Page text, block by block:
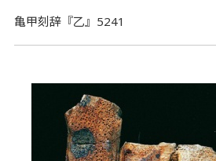
亀甲刻辞『乙』5241